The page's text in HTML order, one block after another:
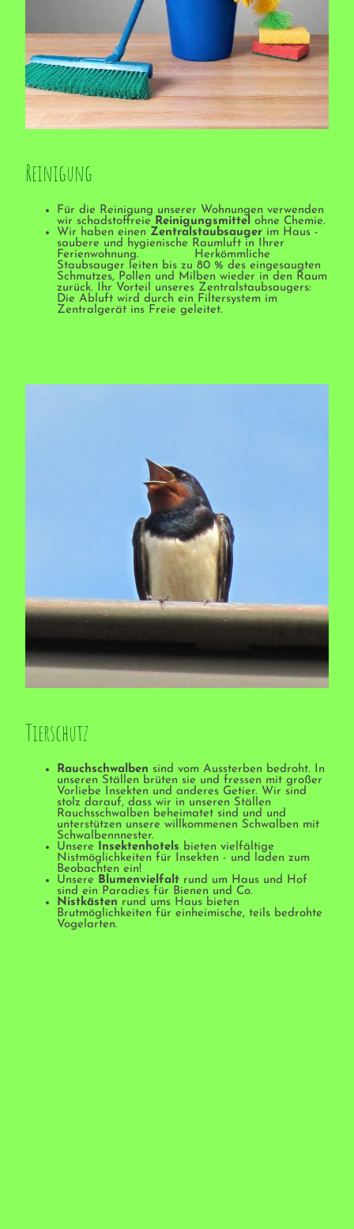
Reinigung
Für die Reinigung unserer Wohnungen verwenden
wir schadstoffreie Reinigungsmittel ohne Chemie.
Wir haben einen Zentralstaubsauger im Haus -
saubere und hygienische Raumluft in Ihrer
Ferienwohnung. Herkömmliche
Staubsauger leiten bis zu 80 % des eingesaugten
Schmutzes, Pollen und Milben wieder in den Raum
zurück. Ihr Vorteil unseres Zentralstaubsaugers:
Die Abluft wird durch ein Filtersystem im
Zentralgerät ins Freie geleitet.
Tierschutz
Rauchschwalben sind vom Aussterben bedroht. In
unseren Ställen brüten sie und fressen mit großer
Vorliebe Insekten und anderes Getier. Wir sind
stolz darauf, dass wir in unseren Ställen
Rauchsschwalben beheimatet sind und und
unterstützen unsere willkommenen Schwalben mit
Schwalbennnester.
Unsere Insektenhotels bieten vielfältige
Nistmöglichkeiten für Insekten - und laden zum
Beobachten ein!
Unsere Blumenvielfalt rund um Haus und Hof
sind ein Paradies für Bienen und Co.
Nistkästen rund ums Haus bieten
Brutmöglichkeiten für einheimische, teils bedrohte
Vogelarten.